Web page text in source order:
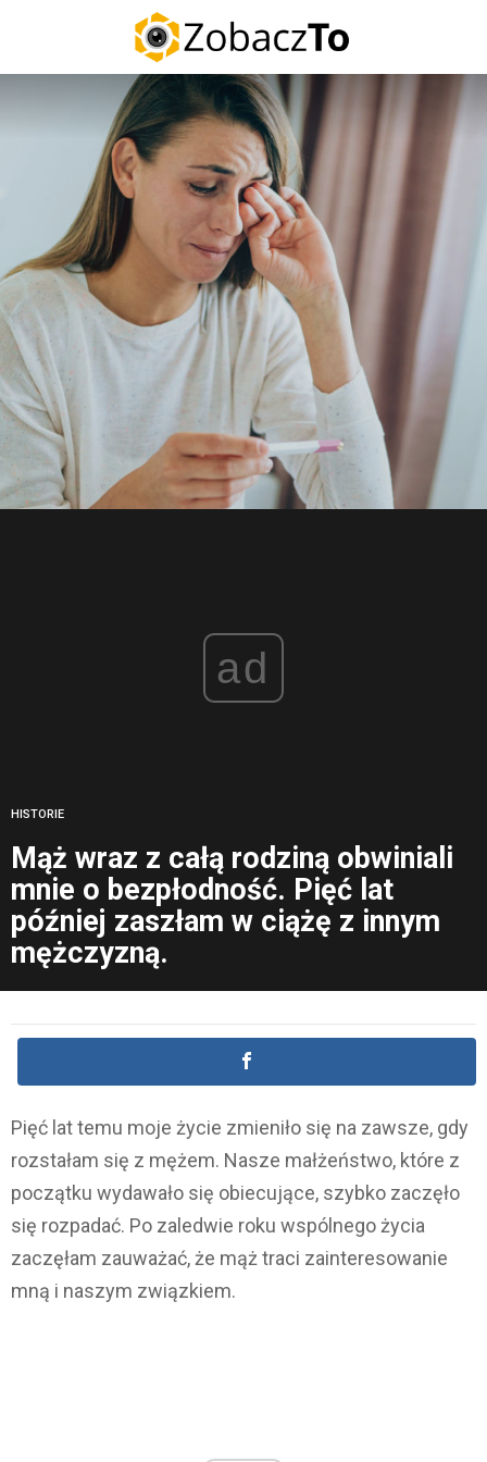
ad
HISTORIE
Mąż wraz z całą rodziną obwiniali
mnie o bezpłodność. Pięć lat
później zaszłam w ciążę z innym
mężczyzną.
Pięć lat temu moje życie zmieniło się na zawsze, gdy
rozstałam się z mężem. Nasze małżeństwo, które z
początku wydawało się obiecujące, szybko zaczęło
się rozpadać. Po zaledwie roku wspólnego życia
zaczęłam zauważać, że mąż traci zainteresowanie
mną i naszym związkiem.